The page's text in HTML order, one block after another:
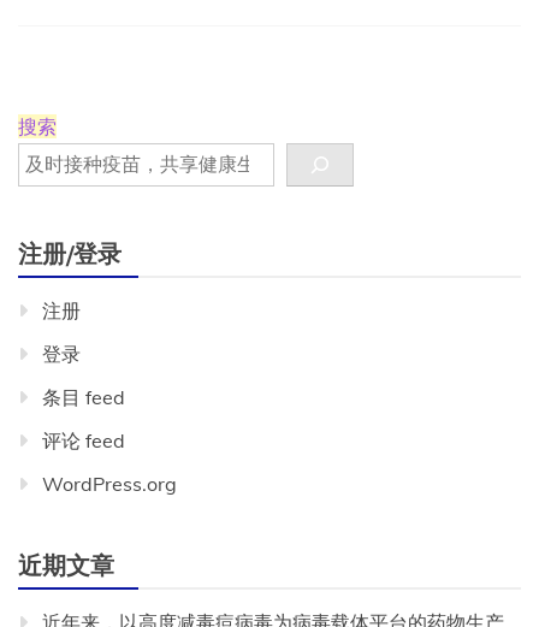
搜索
注册/登录
注册
登录
条目 feed
评论 feed
WordPress.org
近期文章